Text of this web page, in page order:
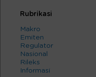
Rubrikasi
Makro
Emiten
Regulator
Nasional
Rileks
Informasi